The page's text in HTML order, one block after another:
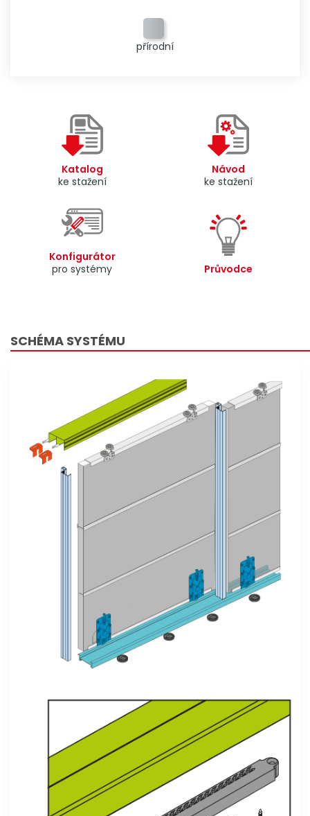
přírodní
Katalog
ke stažení
Návod
ke stažení
Konfigurátor
pro systémy
Průvodce
SCHÉMA SYSTÉMU